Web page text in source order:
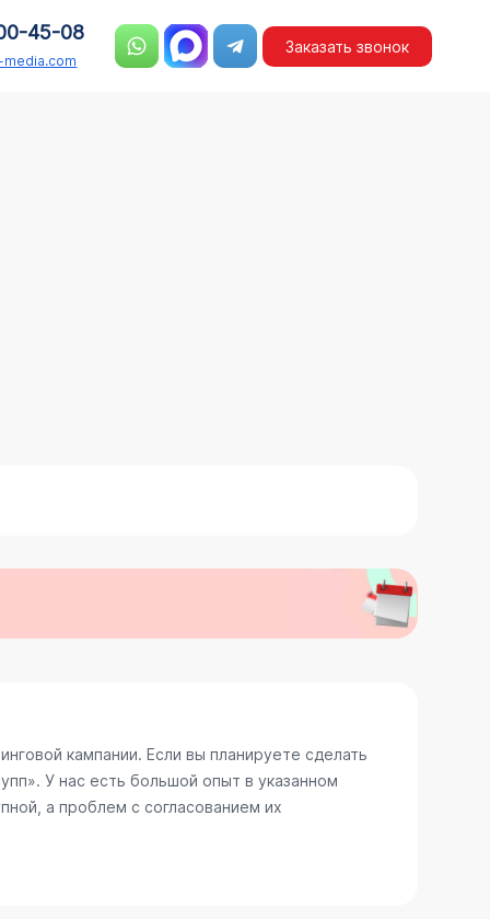
45-08
Заказать звонок
кампании. Если вы планируете сделать
У нас есть большой опыт в указанном
а проблем с согласованием их